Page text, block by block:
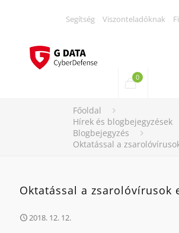
Segítség Viszonteladóknak
0
Főoldal
Hírek és blogbejegyzések
Blogbejegyzés
Oktatással a
Oktatással a zsarolóvírusok
2018. 12. 12.